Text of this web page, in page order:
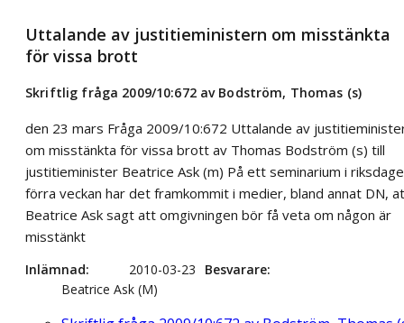
Uttalande av justitieministern om misstänkta
för vissa brott
Skriftlig fråga 2009/10:672 av Bodström, Thomas (s)
den 23 mars Fråga 2009/10:672 Uttalande av
om misstänkta för vissa brott av Thomas Bodström (s) till
justitieminister Beatrice Ask (m) På ett seminarium i
förra veckan har det framkommit i medier, bland annat DN,
Beatrice Ask sagt att omgivningen bör få veta om någon är
misstänkt
Inlämnad 2010-03-23
Besvarare
Beatrice Ask (M)